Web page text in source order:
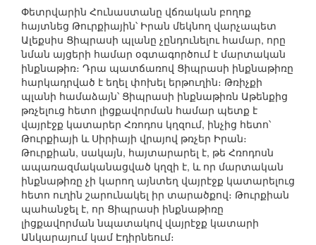
Փետրվարին Հունաստանը վճռական բողոք
հայտնեց Թուրքիային՝ Իրան մեկնող վարչապետ
Ալեքսիս Ցիպրասի պլանը չընդունելու համար, որը
նման այցերի համար օգտագործում է մարտական
ինքնաթիռ։ Դրա պատճառով Ցիպրասի ինքնաթիռը
հարկադրված է եղել փոխել երթուղին։ Թռիչքի
պլանի համաձայն՝ Ցիպրասի ինքնաթիռն Աթենքից
թռչելուց հետո լիցքավորման համար պետք է
վայրէջք կատարեր Հռոդոս կղզում, ինչից հետո՝
Թուրքիայի և Սիրիայի վրայով թռչեր Իրան։
Թուրքիան, սակայն, հայտարարել է, թե Հռոդոսն
ապառազմականացված կղզի է, և որ մարտական
ինքնաթիռը չի կարող այնտեղ վայրէջք կատարելուց
հետո ուղին շարունակել իր տարածքով։ Թուրքիան
պահանջել է, որ Ցիպրասի ինքնաթիռը
լիցքավորման նպատակով վայրէջք կատարի
Անկարայում կամ Էդիրնեում։